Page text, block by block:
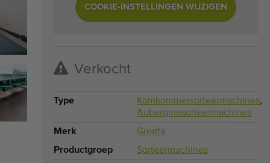
COOKIE-INSTELLINGEN WIJZIGEN
Verkocht
Type Komkommersorteermachines,
Auberginesorteermachines
Merk
Greefa
Productgroep
Sorteermachines